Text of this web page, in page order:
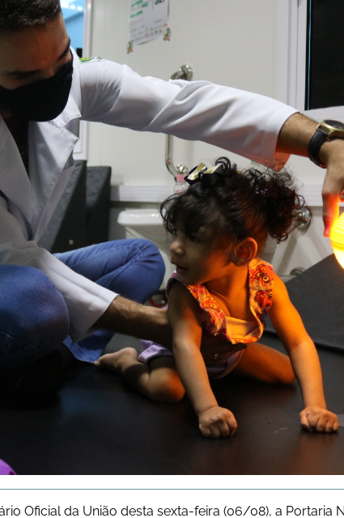
Oficial da União desta sexta-feira (06/08), a Portaria